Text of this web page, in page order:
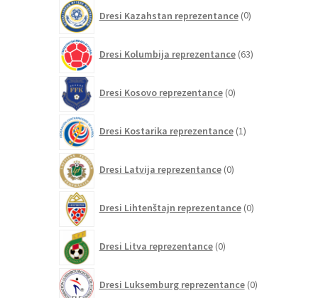
Dresi Kazahstan reprezentance 0izdelkov
Dresi Kolumbija reprezentance 63izdelkov
Dresi Kosovo reprezentance 0izdelkov
Dresi Kostarika reprezentance 1izdelek
Dresi Latvija reprezentance 0izdelkov
Dresi Lihtenštajn reprezentance 0izdelkov
Dresi Litva reprezentance 0izdelkov
Dresi Luksemburg reprezentance 0izdelkov